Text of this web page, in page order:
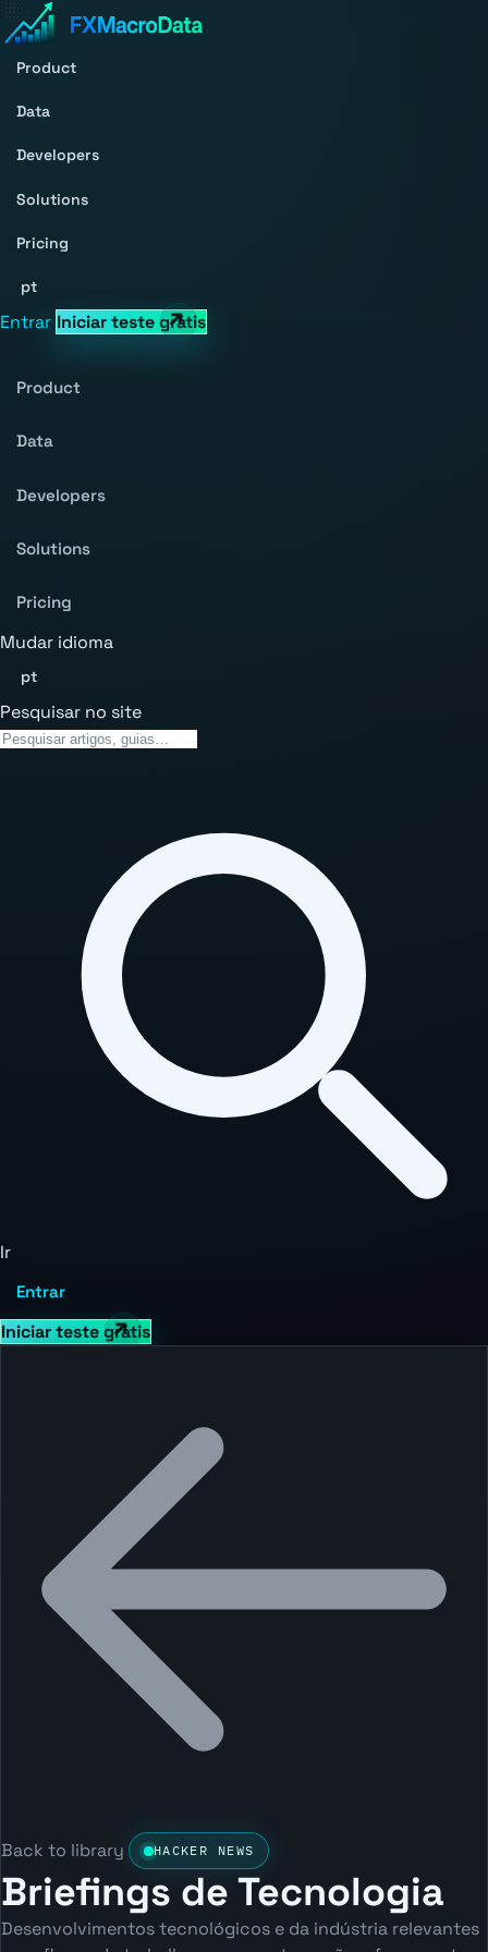
Product
Data
Developers
Solutions
Pricing
pt
Entrar Iniciar teste grátis
Product
Data
Developers
Solutions
Pricing
Mudar idioma
pt
Pesquisar no site
Ir
Entrar
Iniciar teste grátis
Back to library HACKER NEWS
Briefings de Tecnologia
Desenvolvimentos tecnológicos e da indústria relevantes